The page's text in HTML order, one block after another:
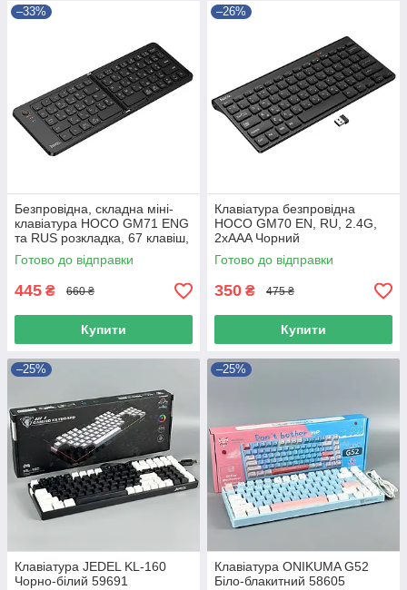
–33%
Безпровідна, складна міні-
клавіатура HOCO GM71 ENG
та RUS розкладка, 67 клавіш,
180mAh Чорний
Готово до відправки
445 ₴ 660 ₴
Купити
–26%
Клавіатура безпровідна
HOCO GM70 EN, RU, 2.4G,
2xAAA Чорний
Готово до відправки
350 ₴ 475 ₴
Купити
–25%
Клавіатура JEDEL KL-160
Чорно-білий 59691
–25%
Клавіатура ONIKUMA G52
Біло-блакитний 58605